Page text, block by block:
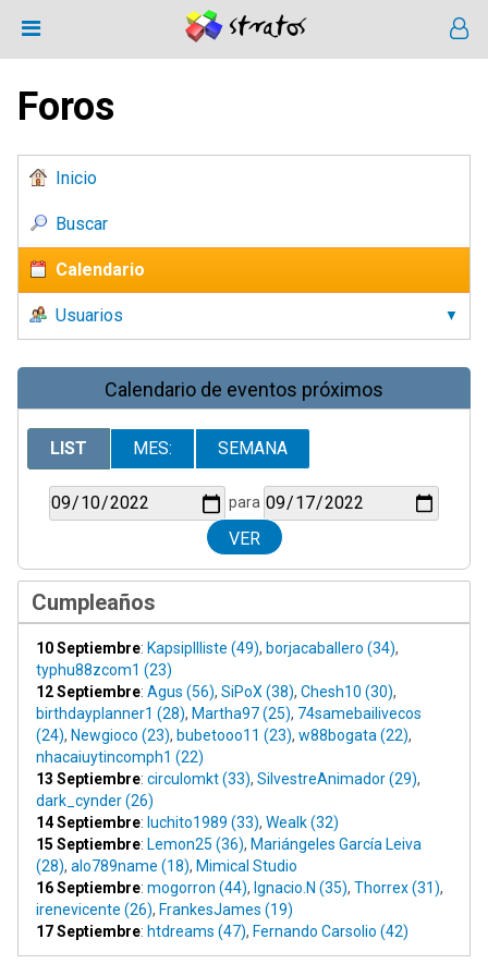
Foros
Inicio
Buscar
Calendario
Usuarios
Calendario de eventos próximos
LIST MES: SEMANA
para
Cumpleaños
10 Septiembre: KapsipIlliste (49), borjacaballero (34),
typhu88zcom1 (23)
12 Septiembre: Agus (56), SiPoX (38), Chesh10 (30),
birthdayplanner1 (28), Martha97 (25), 74samebailivecos
(24), Newgioco (23), bubetooo11 (23), w88bogata (22),
nhacaiuytincomph1 (22)
13 Septiembre: circulomkt (33), SilvestreAnimador (29),
dark_cynder (26)
14 Septiembre: luchito1989 (33), Wealk (32)
15 Septiembre: Lemon25 (36), Mariángeles García Leiva
(28), alo789name (18), Mimical Studio
16 Septiembre: mogorron (44), Ignacio.N (35), Thorrex (31),
irenevicente (26), FrankesJames (19)
17 Septiembre: htdreams (47), Fernando Carsolio (42)